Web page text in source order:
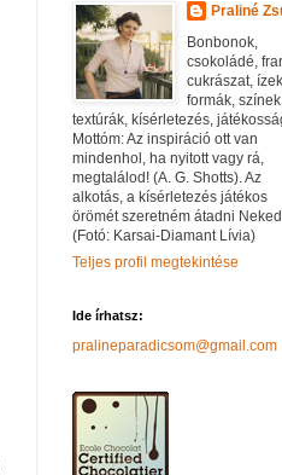
Praliné
Bonbonok,
csokoládé,
cukrászat, ízek,
formák, színek,
textúrák, kísérletezés,
Mottóm: Az inspiráció ott van
mindenhol, ha nyitott vagy rá,
megtalálod! (A. G. Shotts). Az
alkotás, a kísérletezés játékos
örömét szeretném átadni
(Fotó: Karsai-Diamant Lívia)
Teljes profil megtekintése
Ide írhatsz:
pralineparadicsom@gmail.com